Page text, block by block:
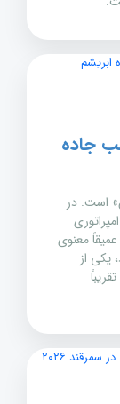
جاده
است. در
معنوی
دارد، یکی از